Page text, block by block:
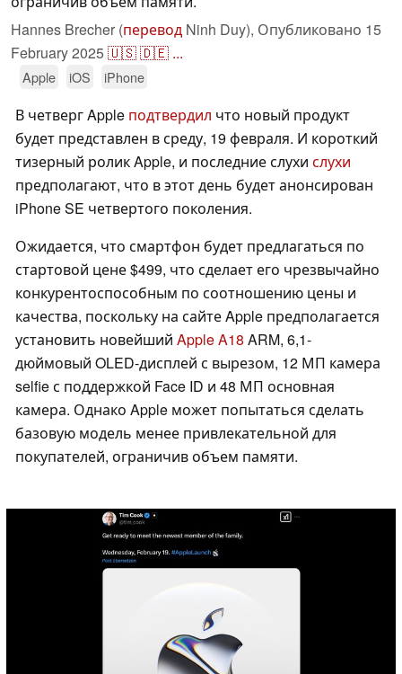
Hannes Brecher (перевод Ninh Duy), Опубликовано 15
February 2025🇺🇸🇩🇪 ...
Apple iOS iPhone
В четверг Apple подтвердил что новый продукт
будет представлен в среду, 19 февраля. И короткий
тизерный ролик Apple, и последние слухи слухи
предполагают, что в этот день будет анонсирован
iPhone SE четвертого поколения.
Ожидается, что смартфон будет предлагаться по
стартовой цене $499, что сделает его чрезвычайно
конкурентоспособным по соотношению цены и
качества, поскольку на сайте Apple предполагается
установить новейший Apple A18 ARM, 6,1-
дюймовый OLED-дисплей с вырезом, 12 МП камера
selfie с поддержкой Face ID и 48 МП основная
камера. Однако Apple может попытаться сделать
базовую модель менее привлекательной для
покупателей, ограничив объем памяти.